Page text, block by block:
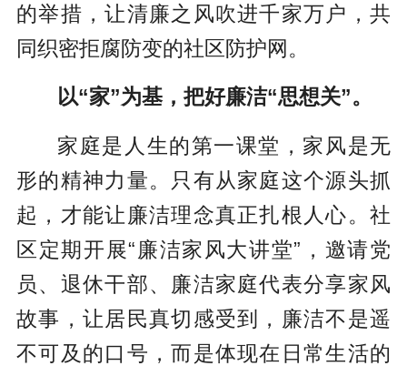
的举措，让清廉之风吹进千家万户，共
同织密拒腐防变的社区防护网。
以“家”为基，把好廉洁“思想关”。
家庭是人生的第一课堂，家风是无
形的精神力量。只有从家庭这个源头抓
起，才能让廉洁理念真正扎根人心。社
区定期开展“廉洁家风大讲堂”，邀请党
员、退休干部、廉洁家庭代表分享家风
故事，让居民真切感受到，廉洁不是遥
不可及的口号，而是体现在日常生活的